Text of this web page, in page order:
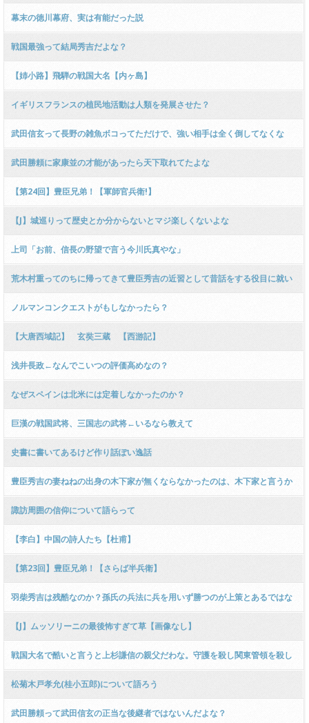
幕末の徳川幕府、実は有能だった説
戦国最強って結局秀吉だよな？
【姉小路】飛騨の戦国大名【内ヶ島】
イギリスフランスの植民地活動は人類を発展させた？
武田信玄って長野の雑魚ボコってただけで、強い相手は全く倒してなくな
い？
武田勝頼に家康並の才能があったら天下取れてたよな
【第24回】豊臣兄弟！【軍師官兵衛!】
【J】城巡りって歴史とか分からないとマジ楽しくないよな
上司「お前、信長の野望で言う今川氏真やな」
荒木村重ってのちに帰ってきて豊臣秀吉の近習として昔話をする役目に就い
たんだよな
ノルマンコンクエストがもしなかったら？
【大唐西域記】 玄奘三蔵 【西游記】
浅井長政←なんでこいつの評価高めなの？
なぜスペインは北米には定着しなかったのか？
巨漢の戦国武将、三国志の武将←いるなら教えて
史書に書いてあるけど作り話ぽい逸話
豊臣秀吉の妻ねねの出身の木下家が無くならなかったのは、木下家と言うか
ねねが家康派だから？
諏訪周囲の信仰について語らって
【李白】中国の詩人たち【杜甫】
【第23回】豊臣兄弟！【さらば半兵衛】
羽柴秀吉は残酷なのか？孫氏の兵法に兵を用いず勝つのが上策とあるではな
いか
【J】ムッソリーニの最後怖すぎて草【画像なし】
戦国大名で酷いと言うと上杉謙信の親父だわな。守護を殺し関東管領を殺し
た
松菊木戸孝允(桂小五郎)について語ろう
武田勝頼って武田信玄の正当な後継者ではないんだよな？